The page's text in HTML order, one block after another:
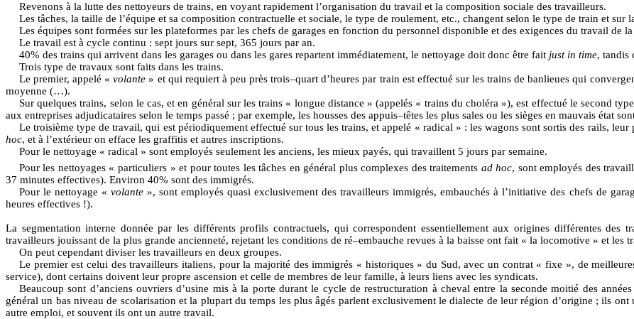
Revenons à la lutte des nettoyeurs de trains, en voyant rapidement l’organisation du travail et la composition sociale des travailleurs.
Les tâches, la taille de l’équipe et sa composition contractuelle et sociale, le type de roulement, etc., changent selon le type de train et sur
Les équipes sont formées sur les plateformes par les chefs de garages en fonction du personnel disponible et des exigences du travail de
Le travail est à cycle continu : sept jours sur sept, 365 jours par an.
40% des trains qui arrivent dans les garages ou dans les gares repartent immédiatement, le nettoyage doit donc être fait just in time, tandis
Trois type de travaux sont faits dans les trains.
Le premier, appelé «volante » et qui requiert à peu près trois–quart d’heures par train est effectué sur les trains de banlieues qui
moyenne (…).
Sur quelques trains, selon le cas, et en général sur les trains « longue distance » (appelés « trains du choléra »), est effectué le second
aux entreprises adjudicataires selon le temps passé ; par exemple, les housses des appuis–têtes les plus sales ou les sièges en mauvais état
Le troisième type de travail, qui est périodiquement effectué sur tous les trains, et appelé « radical » : les wagons sont sortis des rails,
hoc, et à l’extérieur on efface les graffitis et autres inscriptions.
Pour le nettoyage « radical » sont employés seulement les anciens, les mieux payés, qui travaillent 5 jours par semaine.
Pour les nettoyages « particuliers » et pour toutes les tâches en général plus complexes des traitements ad hoc, sont employés des
37 minutes effectives). Environ 40% sont des immigrés.
Pour le nettoyage «volante », sont employés quasi exclusivement des travailleurs immigrés, embauchés à l’initiative des chefs de
heures effectives !).
La segmentation interne donnée par les différents profils contractuels, qui correspondent essentiellement aux origines différentes des
travailleurs jouissant de la plus grande ancienneté, rejetant les conditions de ré–embauche revues à la baisse ont fait « la locomotive » et les
On peut cependant diviser les travailleurs en deux groupes.
Le premier est celui des travailleurs italiens, pour la majorité des immigrés « historiques » du Sud, avec un contrat « fixe », de
service), dont certains doivent leur propre ascension et celle de membres de leur famille, à leurs liens avec les syndicats.
Beaucoup sont d’anciens ouvriers d’usine mis à la porte durant le cycle de restructuration à cheval entre la seconde moitié des
général un bas niveau de scolarisation et la plupart du temps les plus âgés parlent exclusivement le dialecte de leur région d’origine ; ils
autre emploi, et souvent ils ont un autre travail.